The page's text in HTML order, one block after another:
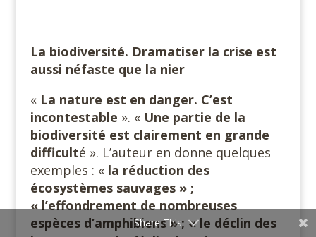
La biodiversité. Dramatiser la crise est
aussi néfaste que la nier
« La nature est en danger. C’est
incontestable ». « Une partie de la
biodiversité est clairement en grande
difficulté ». L’auteur en donne quelques
exemples : « la réduction des
écosystèmes sauvages » ;
« l’effondrement de nombreuses
espèces d’amphibiens » ; « le déclin des
Share This